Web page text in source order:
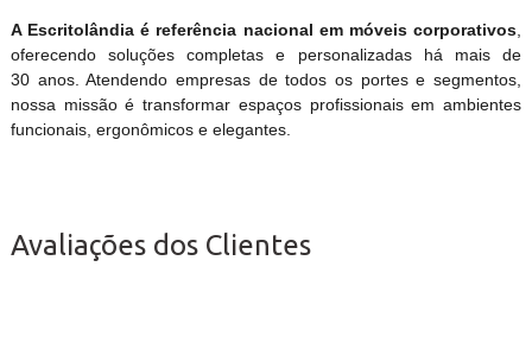
A Escritolândia é referência nacional em móveis corporativos
oferecendo soluções completas e personalizadas há mais de
30 anos. Atendendo empresas de todos os portes e segmentos,
nossa missão é transformar espaços profissionais em ambientes
funcionais, ergonômicos e elegantes.
Avaliações dos Clientes